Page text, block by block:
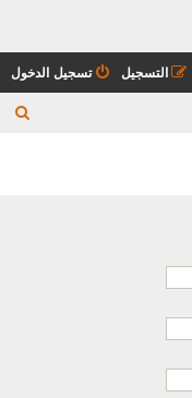
تسجيل الدخول التسجيل